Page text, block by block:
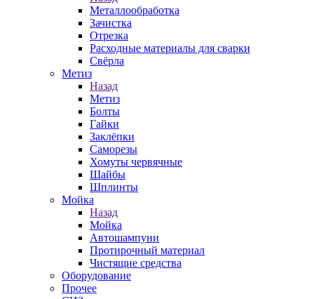
Металлообработка
Зачистка
Отрезка
Расходные материалы для сварки
Свёрла
Метиз
Назад
Метиз
Болты
Гайки
Заклёпки
Саморезы
Хомуты червячные
Шайбы
Шплинты
Мойка
Назад
Мойка
Автошампуни
Протирочный материал
Чистящие средства
Оборудование
Прочее